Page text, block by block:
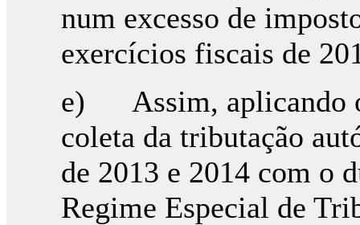
num excesso de
exercícios fiscais de
e) Assim, aplicando
coleta da tributação
de 2013 e 2014 com o
Regime Especial de